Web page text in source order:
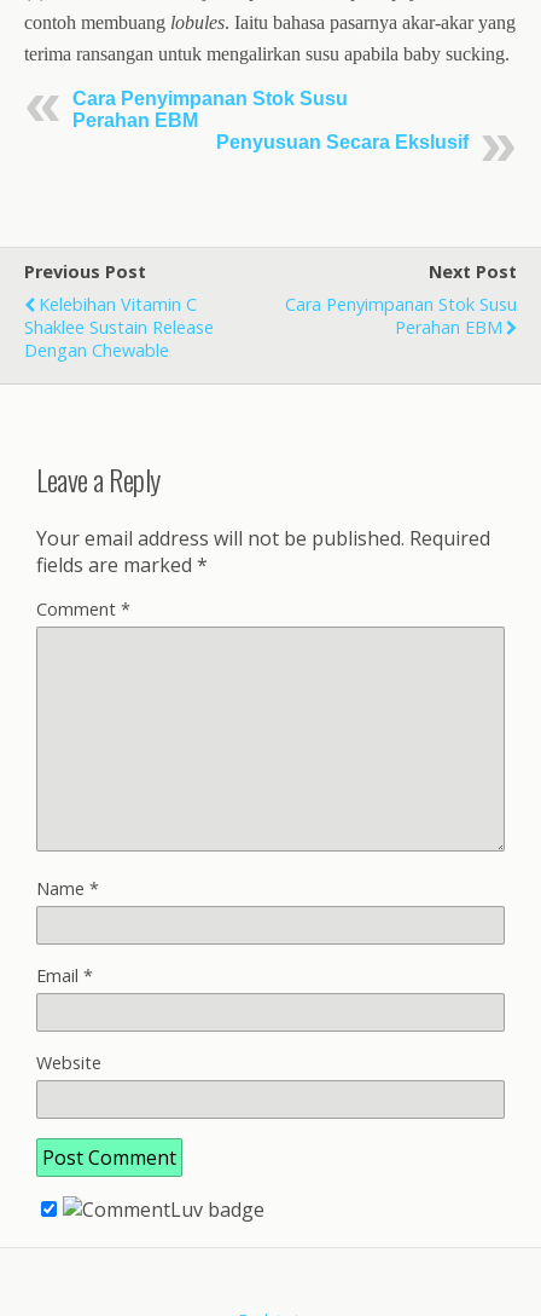
contoh membuang lobules. Iaitu bahasa pasarnya akar-akar yang
terima ransangan untuk mengalirkan susu apabila baby sucking.
Cara Penyimpanan Stok Susu
Perahan EBM
Penyusuan Secara Ekslusif
Previous Post
Kelebihan Vitamin C
Shaklee Sustain Release
Dengan Chewable
Next Post
Cara Penyimpanan Stok Susu
Perahan EBM
Leave a Reply
Your email address will not be published. Required
fields are marked *
Comment *
Name *
Email *
Website